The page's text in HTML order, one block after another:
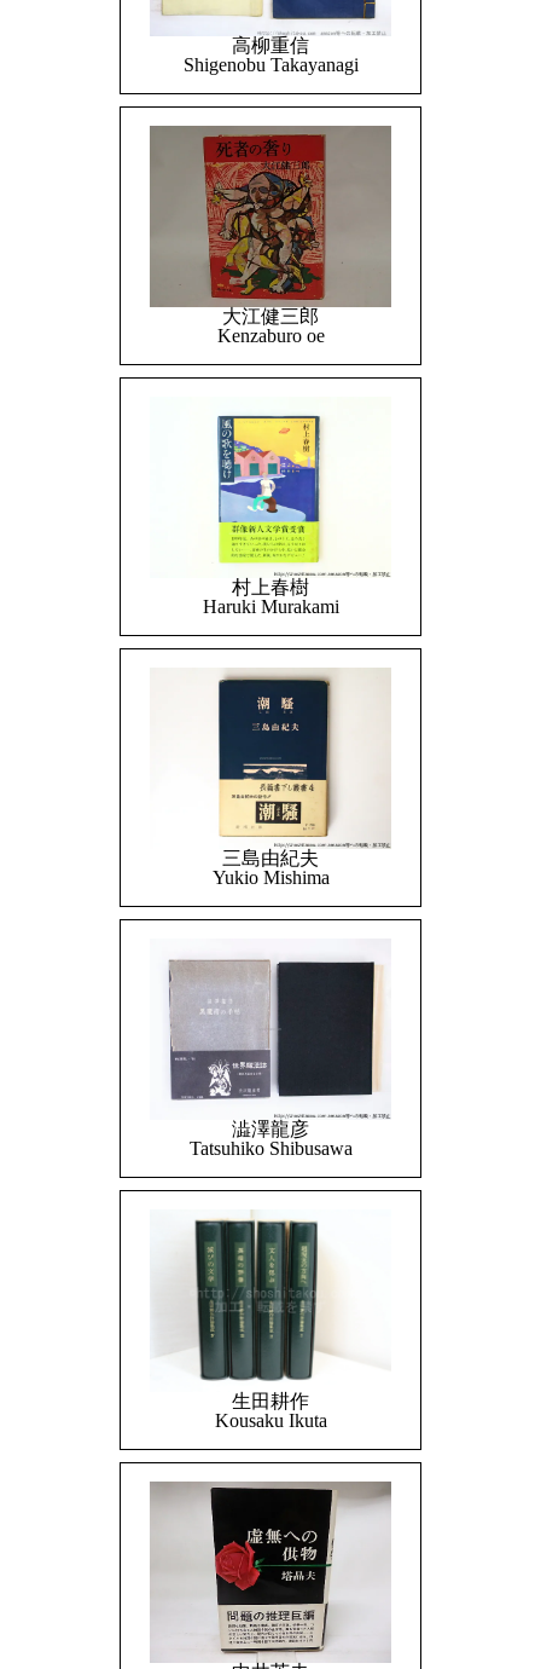
高柳重信
Shigenobu Takayanagi
大江健三郎
Kenzaburo oe
村上春樹
Haruki Murakami
三島由紀夫
Yukio Mishima
澁澤龍彦
Tatsuhiko Shibusawa
生田耕作
Kousaku Ikuta